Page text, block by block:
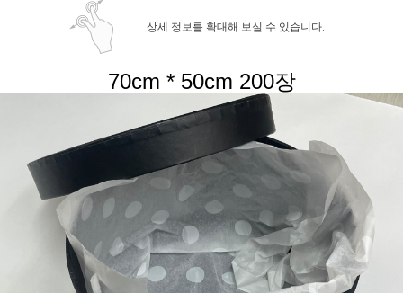
상세 정보를 확대해 보실 수 있습니다.
70cm * 50cm 200장